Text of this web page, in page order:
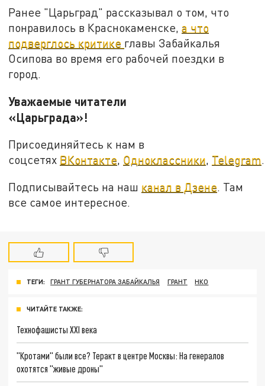
Ранее "Царьград" рассказывал о том, что
понравилось в Краснокаменске,а что
подверглось критике главы Забайкалья
Осипова во время его рабочей поездки в
город.
Уважаемые читатели
«Царьграда»!
Присоединяйтесь к нам в
соцсетях ВКонтакте, Одноклассники, Telegram.
Подписывайтесь на наш канал в Дзене. Там
все самое интересное.
ТЕГИ: ГРАНТ ГУБЕРНАТОРА ЗАБАЙКАЛЬЯ ГРАНТ НКО
ЧИТАЙТЕ ТАКЖЕ:
Технофашисты XXI века
"Кротами" были все? Теракт в центре Москвы: На генералов
охотятся "живые дроны"